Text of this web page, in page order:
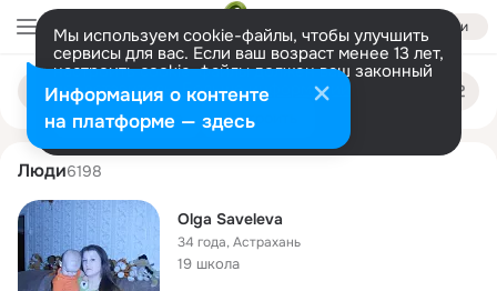
Войти
Мы используем cookie-файлы, чтобы улучшить
сервисы для вас. Если ваш возраст менее 13 лет,
настроить cookie-файлы должен ваш законный
представитель. Больше информации
Разрешить все Настроить
Поиск
людям
olga saveleva
Люди6198
Olga Saveleva
34 года,Астрахань
19 школа
Информация о контенте
на платформе — здесь